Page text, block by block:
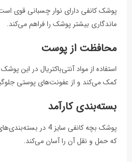
پوشک کانفی دارای نوار چسبانی قوی
ماندگاری بیشتر پوشک را فراهم می‌کند.
محافظت از پوست
استفاده از مواد آنتی‌باکتریال در این
کمک می‌کند و از عفونت‌های پوستی
بسته‌بندی کارآمد
پوشک بچه کانفی سایز 4
که حمل و نقل آن را آسان می‌کند.